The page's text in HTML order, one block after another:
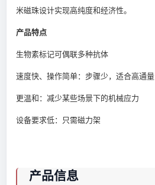
米磁珠设计实现高纯度和经济性。
产品特点
生物素标记可偶联多种抗体
速度快、操作简单：步骤少，适合高通量
更温和：减少某些场景下的机械应力
设备要求低：只需磁力架
产品信息